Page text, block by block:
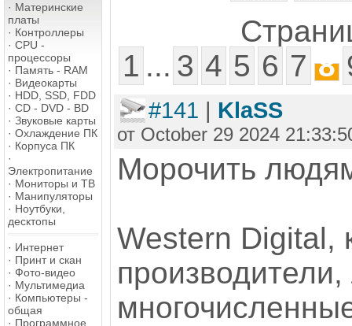
· Материнские
платы
· Контроллеры
· CPU -
процессоры
· Память - RAM
· Видеокарты
· HDD, SSD, FDD
· CD - DVD - BD
· Звуковые карты
· Охлаждение ПК
· Корпуса ПК
·
Электропитание
· Мониторы и ТВ
· Манипуляторы
· Ноутбуки,
десктопы
· Интернет
· Принт и скан
· Фото-видео
· Мультимедиа
· Компьютеры -
общая
· Программное
1 ... 3 4 5 6 7 8
#141 | KlaSS
от October 29 2024
Морочить
Western Digital,